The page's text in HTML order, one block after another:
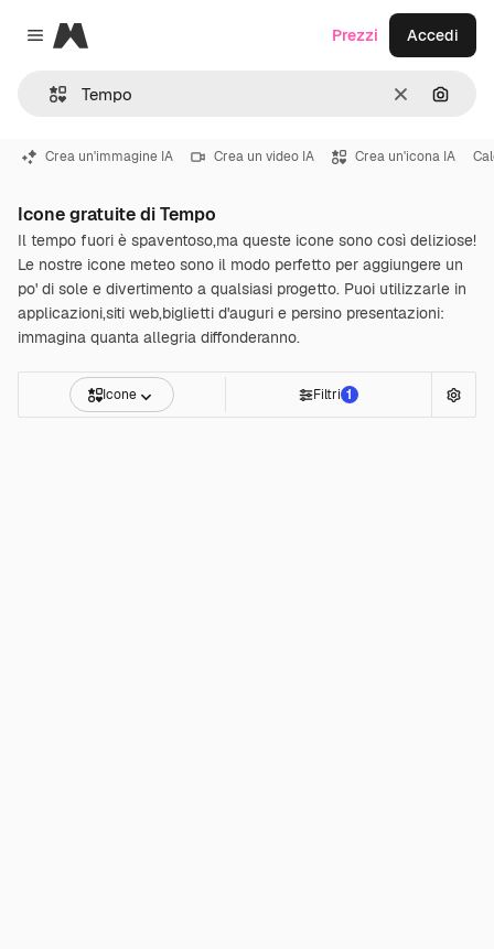
Close menu
Magnific
CancellaCerca
Prezzi Accedi
Crea un'immagine IA Crea un video IA Crea un'icona IA
Icone gratuite di Tempo
Il tempo fuori è spaventoso,ma queste icone sono così deliziose!
Le nostre icone meteo sono il modo perfetto per aggiungere un
po' di sole e divertimento a qualsiasi progetto. Puoi utilizzarle in
applicazioni,siti web,biglietti d'auguri e persino presentazioni:
immagina quanta allegria diffonderanno.
Icone Filtri 1